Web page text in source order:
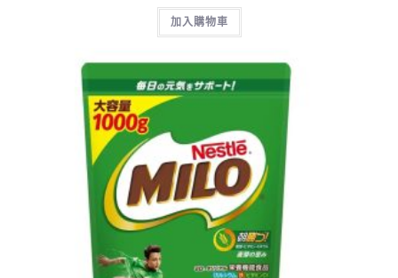
加入購物車